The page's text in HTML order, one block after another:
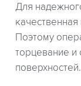
Для
Поэтому
торцевание
поверхностей.